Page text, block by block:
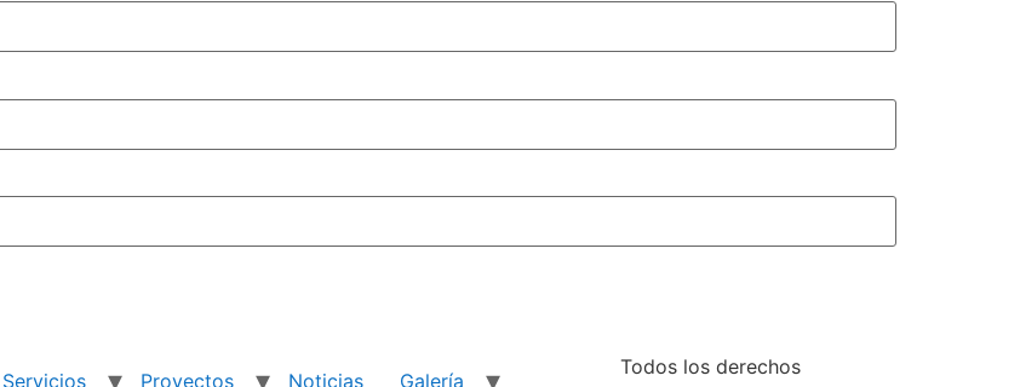
Servicios Proyectos Noticias Galería
Todos los derechos